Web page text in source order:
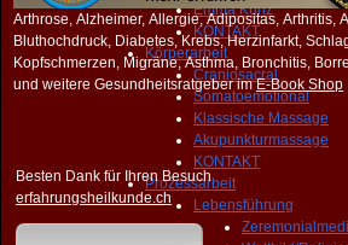
Emma Kunz
KONTAKT
Körperarbeit
Craniosacral
Somatoemotional
Klassische Massage
Akupunkturmassage
KONTAKT
Prozessarbeit
Lebensführung
Arthrose, Alzheimer, Allergie, Adipositas, Arthritis,
Bluthochdruck, Diabetes, Krebs, Herzinfarkt,
Kopfschmerzen, Migräne, Asthma, Bronchitis,
und weitere Gesundheitsratgeber imE-Book Shop
Besten Dank für Ihren Besuch
erfahrungsheilkunde.ch